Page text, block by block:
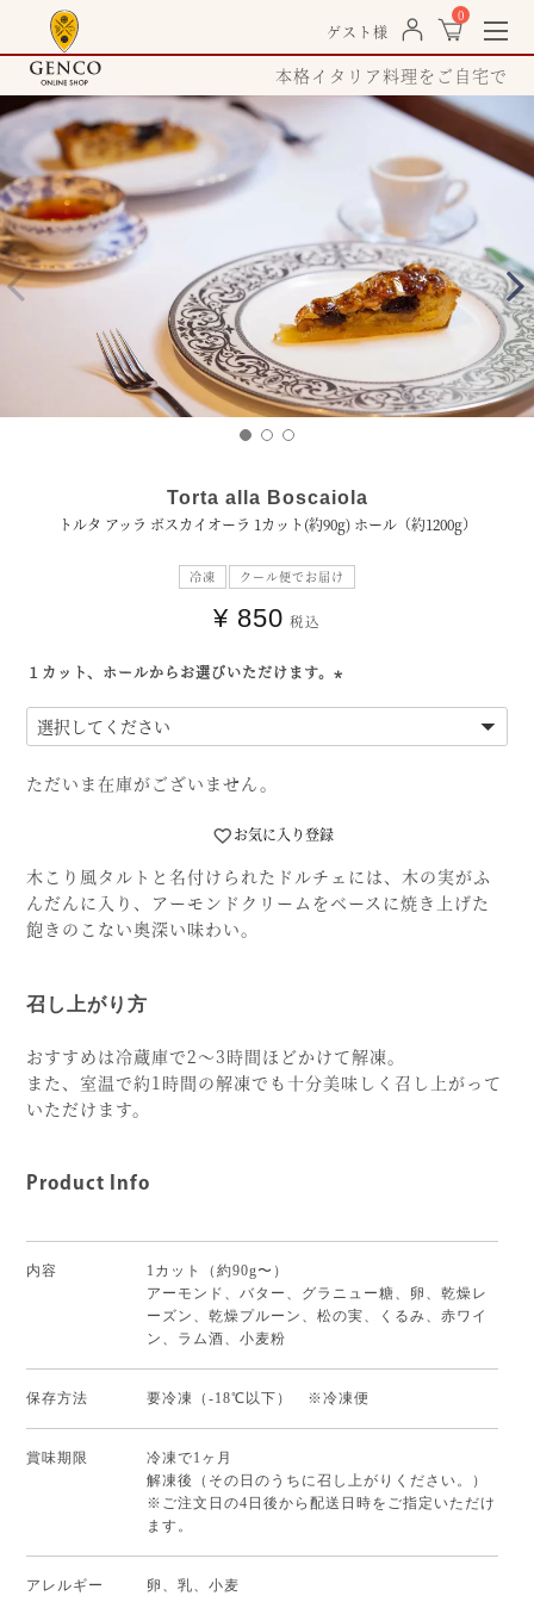
ゲスト様
0
本格イタリア料理をご自宅で
トルタ アッラ ボスカイオーラ 1カット(約90g) ホール（約1200g）
Torta alla Boscaiola
冷凍 クール便でお届け
¥ 850 税込
１カット、ホールからお選びいただけます。
(必
ただいま在庫がございません。
お気に入り登録
木こり風タルトと名付けられたドルチェには、木の実がふ
んだんに入り、アーモンドクリームをベースに焼き上げた
飽きのこない奥深い味わい。
召し上がり方
おすすめは冷蔵庫で2〜3時間ほどかけて解凍。
また、室温で約1時間の解凍でも十分美味しく召し上がって
いただけます。
Product Info
内容
1カット（約90g〜）
アーモンド、バター、グラニュー糖、卵、乾燥レ
ーズン、乾燥プルーン、松の実、くるみ、赤ワイ
ン、ラム酒、小麦粉
保存方法 要冷凍（-18℃以下） ※冷凍便
賞味期限
冷凍で1ヶ月
解凍後（その日のうちに召し上がりください。）
※ご注文日の4日後から配送日時をご指定いただけ
ます。
アレルギー 卵、乳、小麦